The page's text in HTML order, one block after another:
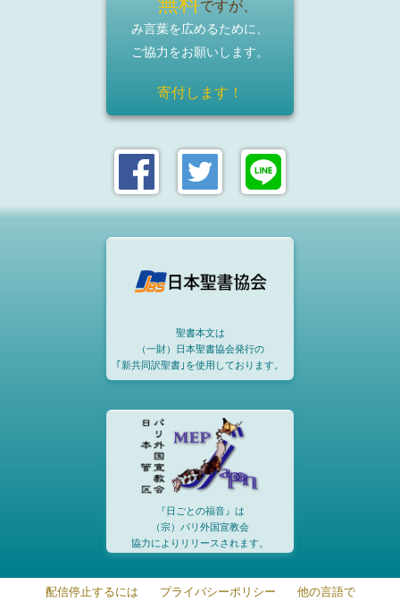
ですが、
み言葉を広めるために、
ご協力をお願いします。
寄付します！
聖書本文は
（一財）日本聖書協会発行の
｢新共同訳聖書｣を使用しております。
『日ごとの福音』は
（宗）パリ外国宣教会
協力によりリリースされます。
配信停止するには プライバシーポリシー 他の言語で